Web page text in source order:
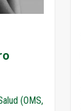
(OMS,